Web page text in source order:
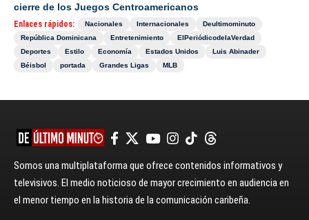
cierre de los Juegos Centroamericanos
Enlaces rápidos: Nacionales Internacionales
Deultimominuto
República Dominicana
Entretenimiento
ElPeriódicodelaVerdad
Deportes
Estilo Economía Estados Unidos
Luis Abinader
Béisbol
portada Grandes Ligas MLB
Somos una multiplataforma que ofrece contenidos informativos y
televisivos. El medio noticioso de mayor crecimiento en audiencia en
el menor tiempo en la historia de la comunicación caribeña.